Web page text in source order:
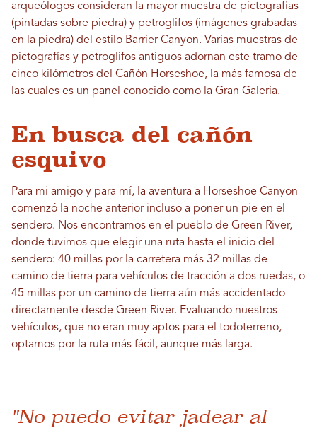
arqueólogos consideran la mayor muestra de pictografías
(pintadas sobre piedra) y petroglifos (imágenes grabadas
en la piedra) del estilo Barrier Canyon. Varias muestras de
pictografías y petroglifos antiguos adornan este tramo de
cinco kilómetros del Cañón Horseshoe, la más famosa de
las cuales es un panel conocido como la Gran Galería.
En busca del cañón
esquivo
Para mi amigo y para mí, la aventura a Horseshoe Canyon
comenzó la noche anterior incluso a poner un pie en el
sendero. Nos encontramos en el pueblo de Green River,
donde tuvimos que elegir una ruta hasta el inicio del
sendero: 40 millas por la carretera más 32 millas de
camino de tierra para vehículos de tracción a dos ruedas, o
45 millas por un camino de tierra aún más accidentado
directamente desde Green River. Evaluando nuestros
vehículos, que no eran muy aptos para el todoterreno,
optamos por la ruta más fácil, aunque más larga.
"No puedo evitar jadear al